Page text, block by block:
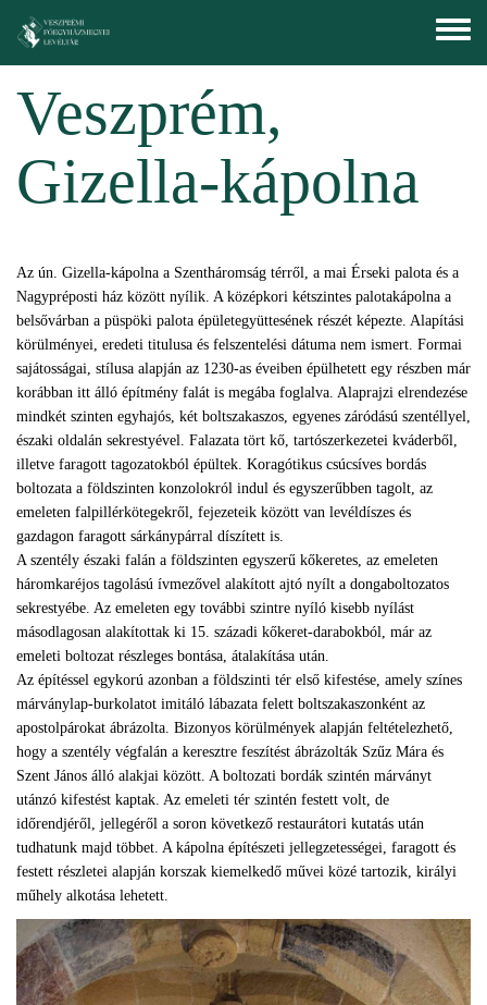
Toggle
menu
Veszprém,
Gizella-kápolna
Az ún. Gizella-kápolna a Szentháromság térről, a mai Érseki palota és a
Nagypréposti ház között nyílik. A középkori kétszintes palotakápolna a
belsővárban a püspöki palota épületegyüttesének részét képezte. Alapítási
körülményei, eredeti titulusa és felszentelési dátuma nem ismert. Formai
sajátosságai, stílusa alapján az 1230-as éveiben épülhetett egy részben már
korábban itt álló építmény falát is megába foglalva. Alaprajzi elrendezése
mindkét szinten egyhajós, két boltszakaszos, egyenes záródású szentéllyel,
északi oldalán sekrestyével. Falazata tört kő, tartószerkezetei kváderből,
illetve faragott tagozatokból épültek. Koragótikus csúcsíves bordás
boltozata a földszinten konzolokról indul és egyszerűbben tagolt, az
emeleten falpillérkötegekről, fejezeteik között van levéldíszes és
gazdagon faragott sárkánypárral díszített is.
A szentély északi falán a földszinten egyszerű kőkeretes, az emeleten
háromkaréjos tagolású ívmezővel alakított ajtó nyílt a dongaboltozatos
sekrestyébe. Az emeleten egy további szintre nyíló kisebb nyílást
másodlagosan alakítottak ki 15. századi kőkeret-darabokból, már az
emeleti boltozat részleges bontása, átalakítása után.
Az építéssel egykorú azonban a földszinti tér első kifestése, amely színes
márványlap-burkolatot imitáló lábazata felett boltszakaszonként az
apostolpárokat ábrázolta. Bizonyos körülmények alapján feltételezhető,
hogy a szentély végfalán a keresztre feszítést ábrázolták Szűz Mára és
Szent János álló alakjai között. A boltozati bordák szintén márványt
utánzó kifestést kaptak. Az emeleti tér szintén festett volt, de
időrendjéről, jellegéről a soron következő restaurátori kutatás után
tudhatunk majd többet. A kápolna építészeti jellegzetességei, faragott és
festett részletei alapján korszak kiemelkedő művei közé tartozik, királyi
műhely alkotása lehetett.